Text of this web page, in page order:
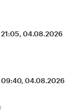
04.08.2026
04.08.2026